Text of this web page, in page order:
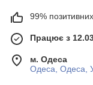
99% позитивних
Працює з
м. Одеса
Одеса, Одеса,